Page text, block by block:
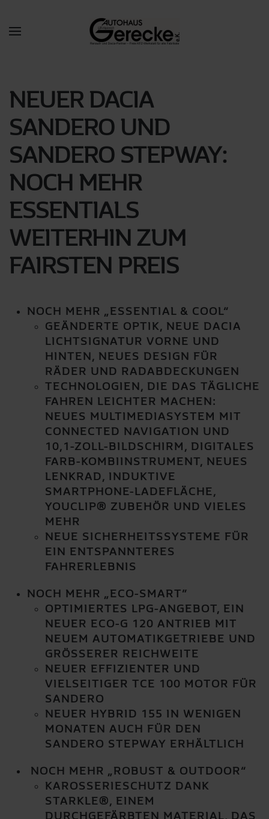
Skip to main content
NEUER DACIA
SANDERO UND
SANDERO STEPWAY:
NOCH MEHR
ESSENTIALS
WEITERHIN ZUM
FAIRSTEN PREIS
NOCH MEHR „ESSENTIAL & COOL“
GEÄNDERTE OPTIK, NEUE DACIA
LICHTSIGNATUR VORNE UND
HINTEN, NEUES DESIGN FÜR
RÄDER UND RADABDECKUNGEN
TECHNOLOGIEN, DIE DAS TÄGLICHE
FAHREN LEICHTER MACHEN:
NEUES MULTIMEDIASYSTEM MIT
CONNECTED NAVIGATION UND
10,1-ZOLL-BILDSCHIRM, DIGITALES
FARB-KOMBIINSTRUMENT, NEUES
LENKRAD, INDUKTIVE
SMARTPHONE-LADEFLÄCHE,
YOUCLIP® ZUBEHÖR UND VIELES
MEHR
NEUE SICHERHEITSSYSTEME FÜR
EIN ENTSPANNTERES
FAHRERLEBNIS
NOCH MEHR „ECO-SMART”
OPTIMIERTES LPG-ANGEBOT, EIN
NEUER ECO-G 120 ANTRIEB MIT
NEUEM AUTOMATIKGETRIEBE UND
GRÖSSERER REICHWEITE
NEUER EFFIZIENTER UND
VIELSEITIGER TCE 100 MOTOR FÜR
SANDERO
NEUER HYBRID 155 IN WENIGEN
MONATEN AUCH FÜR DEN
SANDERO STEPWAY ERHÄLTLICH
NOCH MEHR „ROBUST & OUTDOOR“
KAROSSERIESCHUTZ DANK
STARKLE®, EINEM
DURCHGEFÄRBTEN MATERIAL, DAS